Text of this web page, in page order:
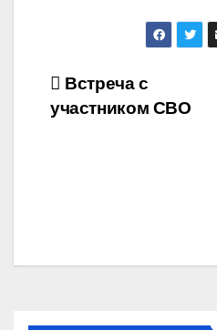
Навигация
по
Встреча с
участником СВО